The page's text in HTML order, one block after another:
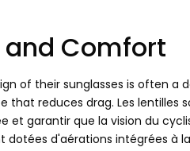
Comfort
of their sunglasses is often a
that reduces drag. Les lentilles
et garantir que la vision du
dotées d'aérations intégrées à